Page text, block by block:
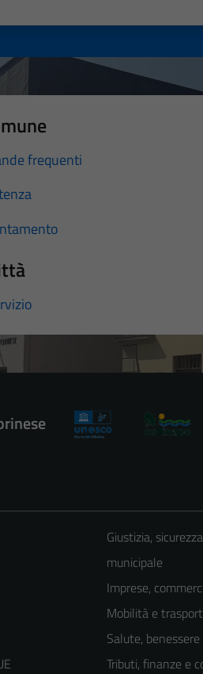
frequenti
Giustizia,
municipale
Imprese,
Mobilità e
Salute,
Tributi, finanze e